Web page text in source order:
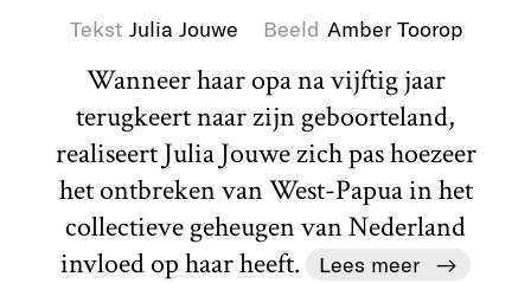
Tekst Julia Jouwe Beeld Amber Toorop
Wanneer haar opa na vijftig jaar
terugkeert naar zijn geboorteland,
realiseert Julia Jouwe zich pas hoezeer
het ontbreken van West-Papua in het
collectieve geheugen van Nederland
invloed op haar heeft.
Lees meer